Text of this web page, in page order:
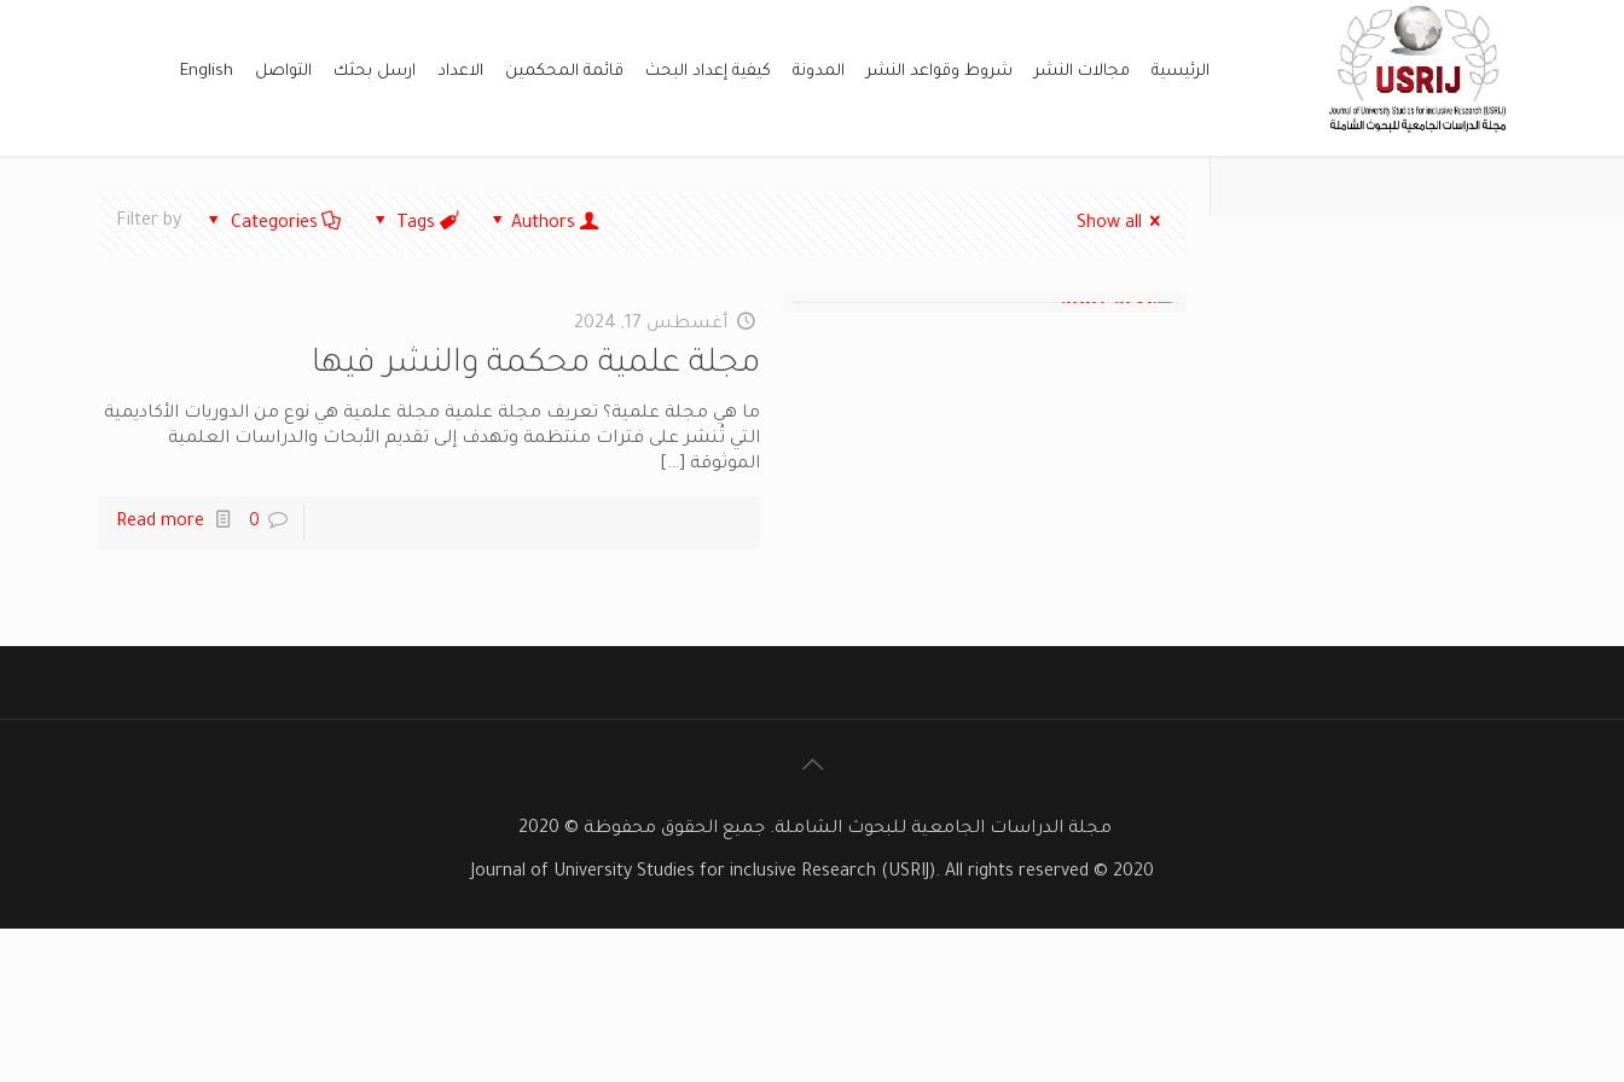
الرئيسية مجالات النشر شروط وقواعد النشر المدونة كيفية إعداد البحث قائمة المحكمين الاعداد ارسل بحثك التواصل English
Filter by Categories Tags Authors Show all
أغسطس 17, 2024
مجلة علمية محكمة والنشر فيها
ما هي مجلة علمية؟ تعريف مجلة علمية مجلة علمية هي نوع من الدوريات الأكاديمية
التي تُنشر على فترات منتظمة وتهدف إلى تقديم الأبحاث والدراسات العلمية
الموثوقة […]
0
Read more
مجلة الدراسات الجامعية للبحوث الشاملة. جميع الحقوق محفوظة © 2020
Journal of University Studies for inclusive Research (USRIJ). All rights reserved © 2020